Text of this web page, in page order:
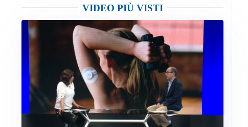
VIDEO PIÙ VISTI